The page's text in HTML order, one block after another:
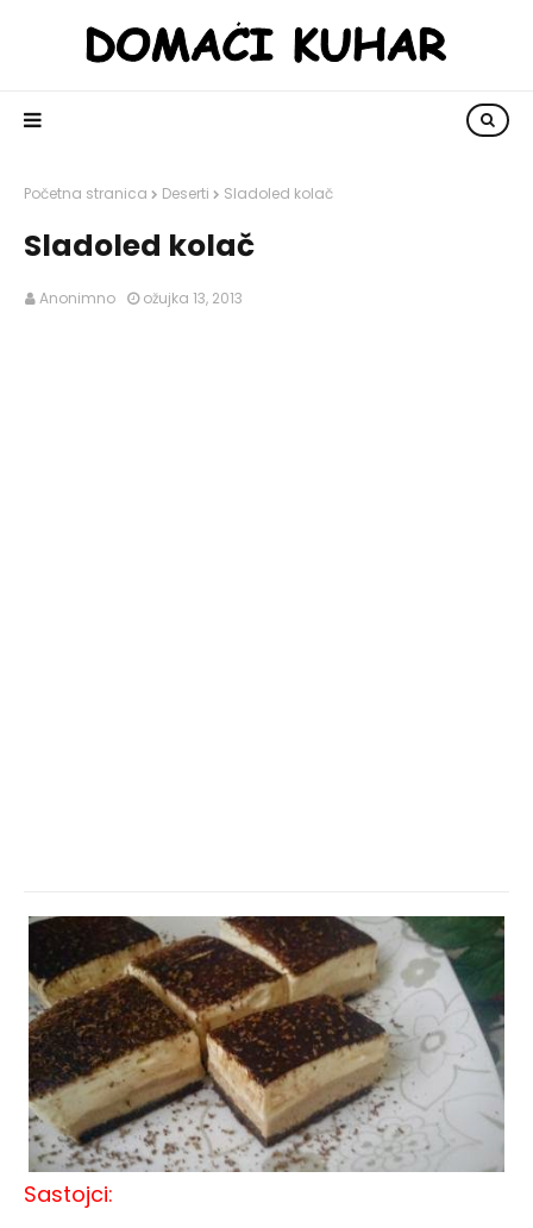
Početna stranica Deserti Sladoled kolač
Sladoled kolač
Anonimno ožujka 13, 2013
Sastojci: